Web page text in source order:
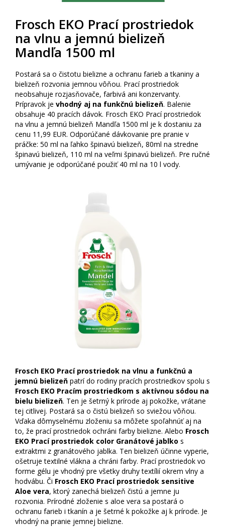
Frosch EKO Prací prostriedok
na vlnu a jemnú bielizeň
Mandľa 1500 ml
Postará sa o čistotu bielizne a ochranu farieb a tkaniny a
bielizeň rozvonia jemnou vôňou. Prací prostriedok
neobsahuje rozjasňovače, farbivá ani konzervanty.
Prípravok je vhodný aj na funkčnú bielizeň. Balenie
obsahuje 40 pracích dávok. Frosch EKO Prací prostriedok
na vlnu a jemnú bielizeň Mandľa 1500 ml je k dostaniu za
cenu 11,99 EUR. Odporúčané dávkovanie pre pranie v
práčke: 50 ml na ľahko špinavú bielizeň, 80ml na stredne
špinavú bielizeň, 110 ml na veľmi špinavú bielizeň. Pre ručné
umývanie je odporúčané použiť 40 ml na 10 l vody.
Frosch EKO Prací prostriedok na vlnu a funkčnú a
jemnú bielizeň patrí do rodiny pracích prostriedkov spolu s
Frosch EKO Pracím prostriedkom s aktívnou sódou na
bielu bielizeň. Ten je šetrný k prírode aj pokožke, vrátane
tej citlivej. Postará sa o čistú bielizeň so sviežou vôňou.
Vďaka dômyselnému zloženiu sa môžete spoľahnúť aj na
to, že prací prostriedok ochráni farby bielizne. Alebo Frosch
EKO Prací prostriedok color Granátové jablko s
extraktmi z granátového jablka. Ten bielizeň účinne vyperie,
ošetruje textilné vlákna a chráni farby. Prací prostriedok vo
forme gélu je vhodný pre všetky druhy textílií okrem vlny a
hodvábu. Či Frosch EKO Prací prostriedok sensitive
Aloe vera, ktorý zanechá bielizeň čistú a jemne ju
rozvonia. Prírodné zloženie s aloe vera sa postará o
ochranu farieb i tkanín a je šetrné k pokožke aj k prírode. Je
vhodný na pranie jemnej bielizne.